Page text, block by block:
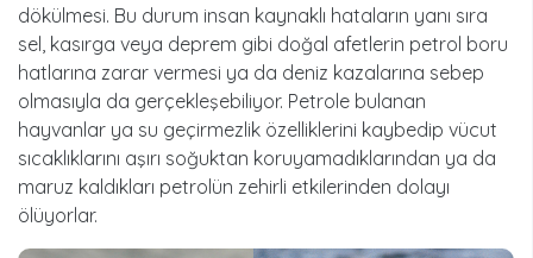
dökülmesi. Bu durum insan kaynaklı hataların yanı sıra
sel, kasırga veya deprem gibi doğal afetlerin petrol boru
hatlarına zarar vermesi ya da deniz kazalarına sebep
olmasıyla da gerçekleşebiliyor. Petrole bulanan
hayvanlar ya su geçirmezlik özelliklerini kaybedip vücut
sıcaklıklarını aşırı soğuktan koruyamadıklarından ya da
maruz kaldıkları petrolün zehirli etkilerinden dolayı
ölüyorlar.